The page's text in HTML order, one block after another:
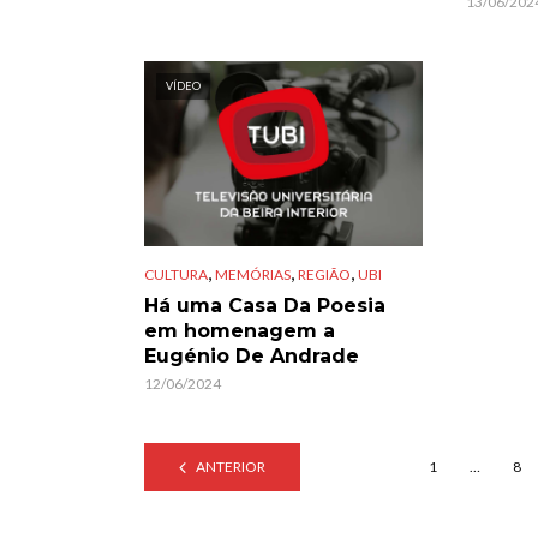
VÍDEO
CULTURA, MEMÓRIAS, REGIÃO, UBI
Há uma Casa Da Poesia
em homenagem a
Eugénio De Andrade
12/06/2024
ANTERIOR 1 … 8